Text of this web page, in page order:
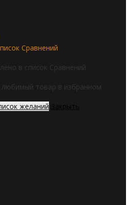
Сравнений
товар в избранном
желаний Закрыть